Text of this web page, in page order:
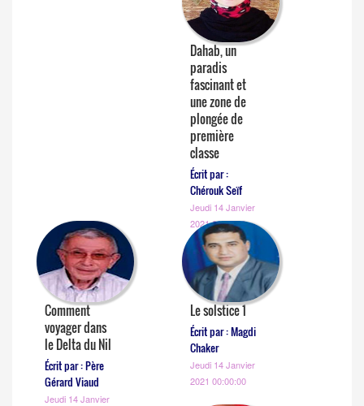
Dahab, un
paradis
fascinant et
une zone de
plongée de
première
classe
Écrit par :
Chérouk Seïf
Jeudi 14 Janvier
2021 00:00:00
Comment
voyager dans
le Delta du Nil
Écrit par : Père
Gérard Viaud
Jeudi 14 Janvier
Le solstice 1
Écrit par : Magdi
Chaker
Jeudi 14 Janvier
2021 00:00:00